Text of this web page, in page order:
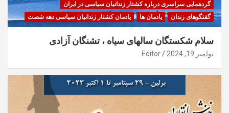
گردهمایی سراسری درباره کشتار زندانیان سیاسی در ایران
گفتگوهای زندان
یادمان ها یادمان کشتار زندانیان سیاسی دهه شصت
سلام شکستگان سالهای سیاه ، تشنگان آزادی
نوامبر 19, 2024 Editor